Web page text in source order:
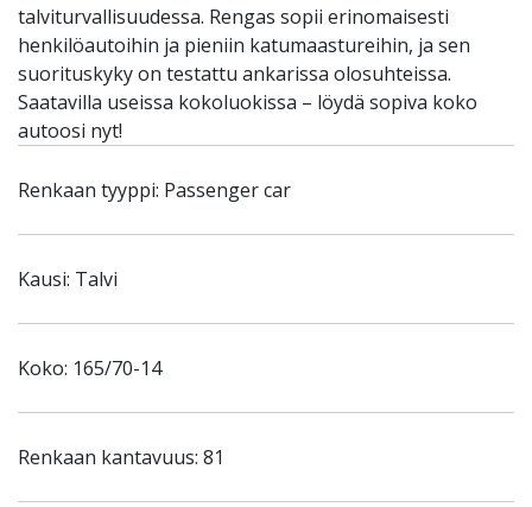
talviturvallisuudessa. Rengas sopii erinomaisesti
henkilöautoihin ja pieniin katumaastureihin, ja sen
suorituskyky on testattu ankarissa olosuhteissa.
Saatavilla useissa kokoluokissa – löydä sopiva koko
autoosi nyt!
Renkaan tyyppi: Passenger car
Kausi: Talvi
Koko: 165/70-14
Renkaan kantavuus: 81